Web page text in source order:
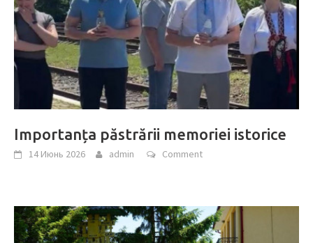
Importanța păstrării memoriei istorice
14 Июнь 2026 admin Comment